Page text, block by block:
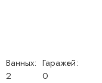
Ванных:
2
Гаражей:
0